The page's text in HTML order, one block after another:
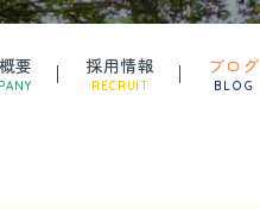
要 採用情報
RECRUIT
ブログ
BLOG